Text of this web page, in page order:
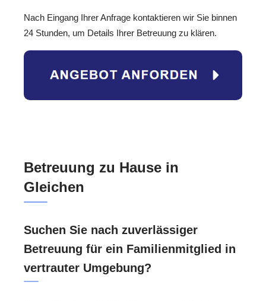
Nach Eingang Ihrer Anfrage kontaktieren wir Sie binnen
24 Stunden, um Details Ihrer Betreuung zu klären.
Betreuung zu Hause in
Gleichen
Suchen Sie nach zuverlässiger
Betreuung für ein Familienmitglied in
vertrauter Umgebung?